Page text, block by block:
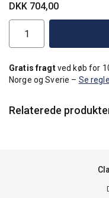
DKK 704,00
Gratis fragtved køb for
Norge og Sverie – Se
Relaterede